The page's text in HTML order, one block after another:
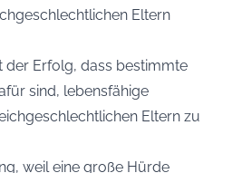
Eltern
der Erfolg, dass bestimmte
sind, lebensfähige
Eltern zu
weil eine große Hürde